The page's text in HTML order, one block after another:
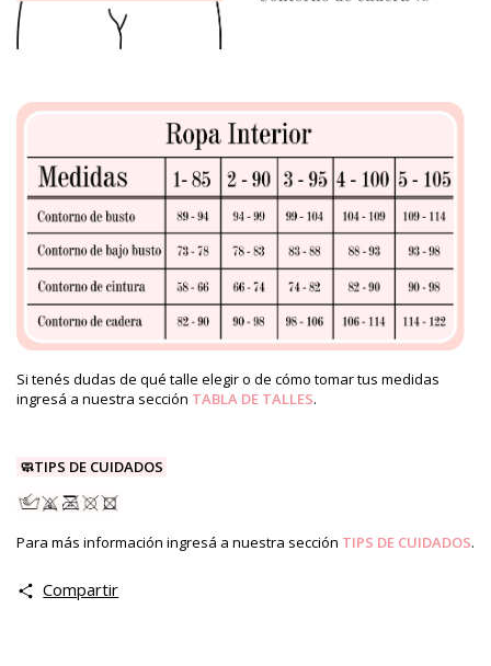
Si tenés dudas de qué talle elegir o de cómo tomar tus medidas
ingresá a nuestra sección TABLA DE TALLES.
🧼TIPS DE CUIDADOS
Para más información ingresá a nuestra sección TIPS DE CUIDADOS.
Compartir